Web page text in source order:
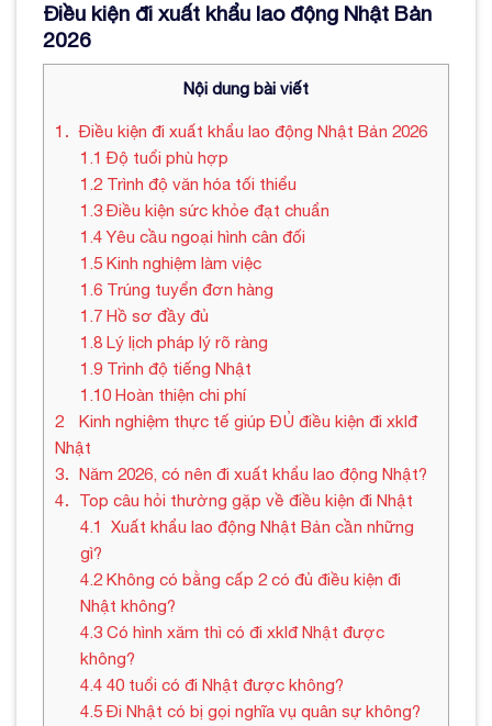
Điều kiện đi xuất khẩu lao động Nhật Bản
2026
Nội dung bài viết
1
Điều kiện đi xuất khẩu lao động Nhật Bản 2026
1.1 Độ tuổi phù hợp
1.2Trình độ văn hóa tối thiểu
1.3Điều kiện sức khỏe đạt chuẩn
1.4Yêu cầu ngoại hình cân đối
1.5Kinh nghiệm làm việc
1.6Trúng tuyển đơn hàng
1.7Hồ sơ đầy đủ
1.8Lý lịch pháp lý rõ ràng
1.9Trình độ tiếng Nhật
1.10Hoàn thiện chi phí
2
Kinh nghiệm thực tế giúp ĐỦ điều kiện đi xklđ
Nhật
3
Năm 2026, có nên đi xuất khẩu lao động Nhật?
4
Top câu hỏi thường gặp về điều kiện đi Nhật
4.1
Xuất khẩu lao động Nhật Bản cần những
gì?
4.2Không có bằng cấp 2 có đủ điều kiện đi
Nhật không?
4.3Có hình xăm thì có đi xklđ Nhật được
không?
4.440 tuổi có đi Nhật được không?
4.5Đi Nhật có bị gọi nghĩa vụ quân sự không?